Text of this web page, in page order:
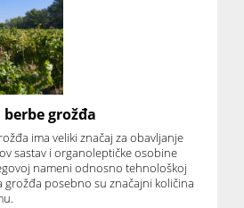
grožđa
ima veliki značaj za obavljanje
sastav i organoleptičke osobine
nameni odnosno tehnološkoj
grožđa posebno su značajni količina